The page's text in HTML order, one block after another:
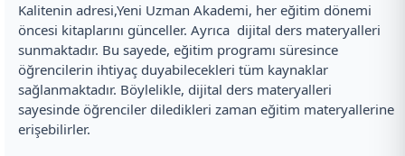
Kalitenin adresi,Yeni Uzman Akademi, her eğitim dönemi
öncesi kitaplarını günceller. Ayrıca dijital ders materyalleri
sunmaktadır. Bu sayede, eğitim programı süresince
öğrencilerin ihtiyaç duyabilecekleri tüm kaynaklar
sağlanmaktadır. Böylelikle, dijital ders materyalleri
sayesinde öğrenciler diledikleri zaman eğitim materyallerine
erişebilirler.